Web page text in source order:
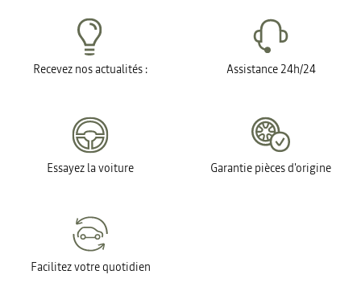
Recevez nos actualités : Assistance 24h/24
Essayez la voiture Garantie pièces d'origine
Facilitez votre quotidien